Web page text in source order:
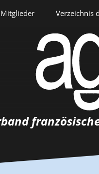
Auswahlverfahren
Mitglieder
Persönlicher Bereich
Verzeichnis